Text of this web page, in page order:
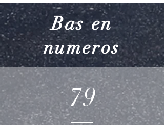
Bas en
numeros
79